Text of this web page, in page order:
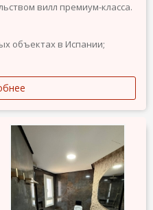
вилл премиум-класса.
объектах в Испании;